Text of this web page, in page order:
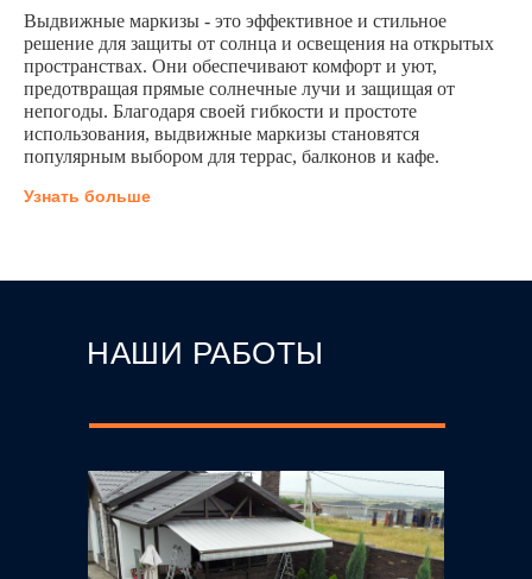
Выдвижные маркизы - это эффективное и стильное
решение для защиты от солнца и освещения на открытых
пространствах. Они обеспечивают комфорт и уют,
предотвращая прямые солнечные лучи и защищая от
непогоды. Благодаря своей гибкости и простоте
использования, выдвижные маркизы становятся
популярным выбором для террас, балконов и кафе.
Узнать больше
НАШИ РАБОТЫ
Согласие на обработку ПД
г.Ростов-на-Дону
г.Краснодар
zakaz@infopergola.ru
+7-906-429-74-20
Контакты
Остекление
Дилерам
Блог
Наши работы
О компании
Главная